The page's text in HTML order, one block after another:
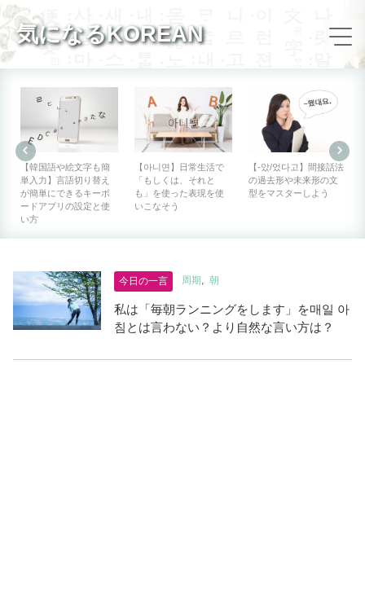
気になるKOREAN
【韓国語や絵文字も簡
単入力】言語切り替え
が簡単にできるキーボ
ードアプリの設定と使
い方
【아니면】日常生活で
「もしくは、それと
も」を使った表現を使
いこなそう
【-았/었다고】間接話法
の過去形や未来形の文
型をマスターしよう
今日の一言 周期 朝
私は「毎朝ランニングをします」を매일 아
침とは言わない？より自然な言い方は？